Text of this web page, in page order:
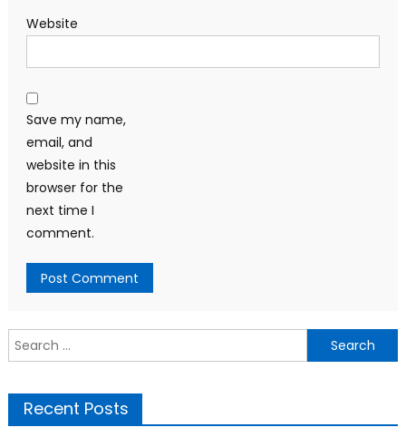
Website
Save my name,
email, and
website in this
browser for the
next time I
comment.
Search
for:
Recent Posts